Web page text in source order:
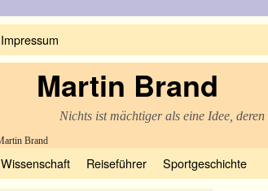
Impressum
Martin Brand
Nichts ist mächtiger als eine Idee,
Wissenschaft Reiseführer Sportgeschichte